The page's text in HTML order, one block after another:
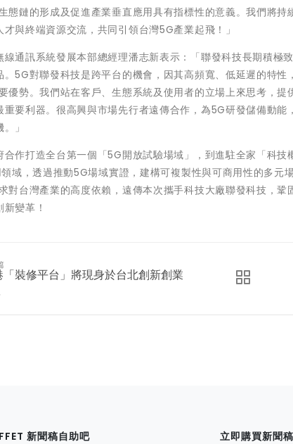
態鏈的形成及促進產業垂直應用具有指標性的意義。我們將
才與終端資源交流，共同引領台灣5G產業起飛！」
線通訊系統發展本部總經理潘志新表示：「聯發科技長期積極
。5G對聯發科技是跨平台的機會，因其高頻寬、低延遲的特
優勢。我們站在客戶、生態系統及使用者的立場上來思考，
重要利器。很高興與市場先行者遠傳合作，為5G研發儲備動
」
合作打造全台第一個「5G開放試驗場域」，到進駐全家「科
域，透過推動5G場域實證，建構可複製性與可商用性的多元
對台灣產業的高度依賴，遠傳本次攜手科技大廠聯發科技，
變革！
「裝修平台」將現身於台北創新創業
新聞稿自助吧 立即購買新聞